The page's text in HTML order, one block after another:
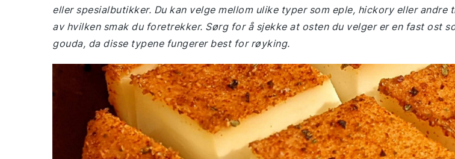
eller spesialbutikker. Du kan velge mellom ulike typer som eple, hickory eller andre
av hvilken smak du foretrekker. Sørg for å sjekke at osten du velger er en fast ost
gouda, da disse typene fungerer best for røyking.